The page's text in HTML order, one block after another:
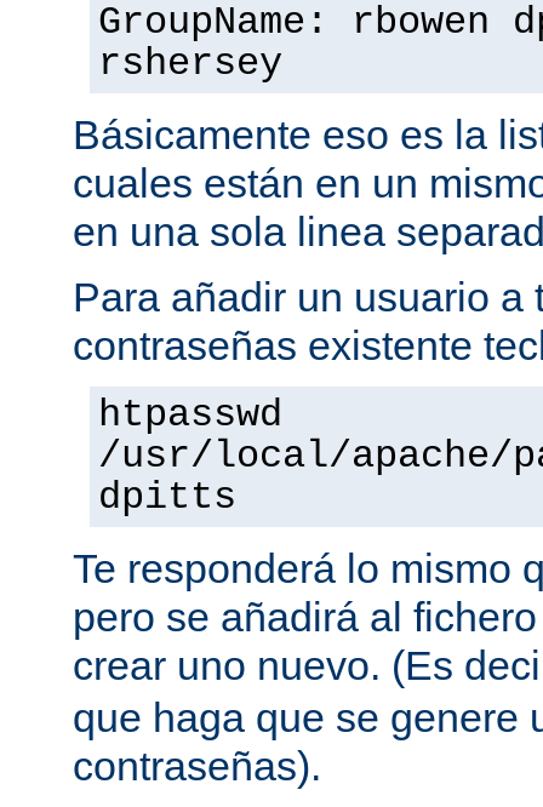
GroupName: rbowen
rshersey
Básicamente eso es la
cuales están en un
en una sola linea
Para añadir un usuario a
contraseñas existente
htpasswd
/usr/local/apache/
dpitts
Te responderá lo mismo
pero se añadirá al
crear uno nuevo. (Es
que haga que se genere
contraseñas).